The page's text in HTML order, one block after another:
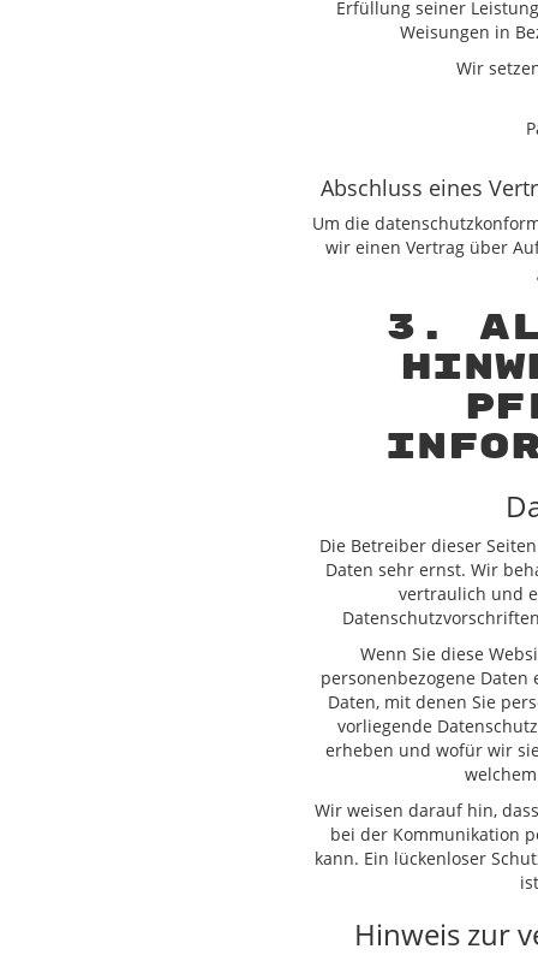
Erfüllung seiner
Weisungen in
Wir
Abschluss eines
Um die
wir einen Vertrag über
3.
Die Betreiber dieser
Daten sehr ernst. Wir
vertraulich und
Wenn Sie diese
personenbezogene Daten
Daten, mit denen Sie
vorliegende
erheben und wofür wir
Wir weisen darauf hin,
bei der Kommunikation
kann. Ein lückenloser
Hinweis zur